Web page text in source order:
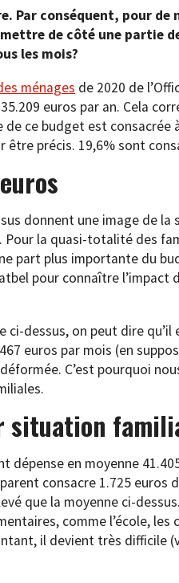
Par conséquent, pour
de côté une partie
les mois?
ménages de 2020 de
euros par an. Cela
ce budget est consacrée
être précis. 19,6% sont
donnent une image de
. Pour la quasi-totalité des
part plus importante du
pour connaître l’impact
ci-dessus, on peut dire
euros par mois (en
C’est pourquoi
situation
dépense en moyenne
consacre 1.725 euros
que la moyenne ci-
comme l’école,
il devient très difficile